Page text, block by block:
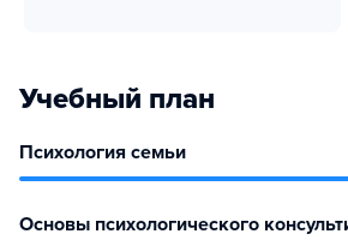
Учебный план
Психология семьи
Основы психологического